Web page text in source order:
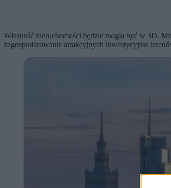
Własność nieruchomości będzie mogła być w 3D.
zagospodarowanie atrakcyjnych inwestycyjnie